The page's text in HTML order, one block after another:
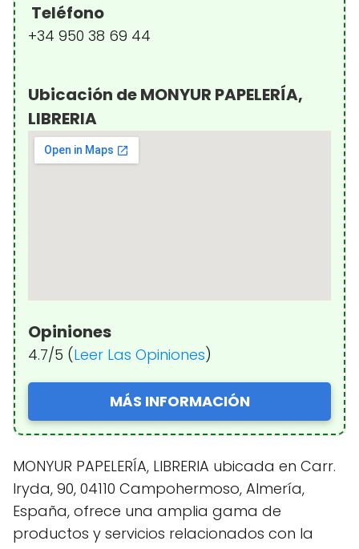
Teléfono
+34 950 38 69 44
Ubicación de MONYUR PAPELERÍA,
LIBRERIA
Opiniones
4.7/5 (Leer Las Opiniones)
MÁS INFORMACIÓN
MONYUR PAPELERÍA, LIBRERIA ubicada en Carr.
Iryda, 90, 04110 Campohermoso, Almería,
España, ofrece una amplia gama de
productos y servicios relacionados con la